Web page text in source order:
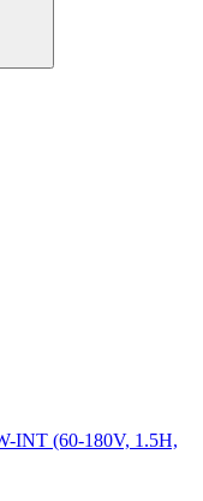
INT (60-180V, 1.5H,